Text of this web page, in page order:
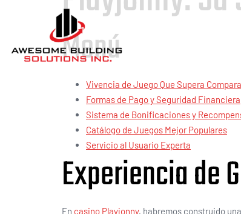
Menú
Vivencia de Juego Que Supera
Formas de Pago y Seguridad Financiera
Sistema de Bonificaciones y
Catálogo de Juegos Mejor Populares
Servicio al Usuario Experta
Experiencia de
En casino Playjonny, habremos construido